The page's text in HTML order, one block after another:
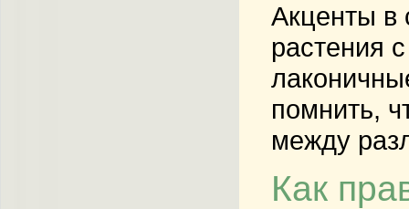
Акценты в
растения
помнить,
между
Как